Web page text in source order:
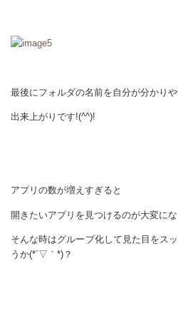
最後にフォルダの名前を自分が分かり
出来上がりです!(^^)!
アプリの数が増えすぎると
開きたいアプリを見つけるのが大変にな
そんな時はグループ化して見た目をス
うか(*´▽｀*)？